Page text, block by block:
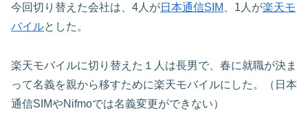
今回切り替えた会社は、4人が日本通信SIM 、1人が楽天モ
バイルとした。
楽天モバイルに切り替えた１人は長男で、春に就職が決ま
って名義を親から移すために楽天モバイルにした。（日本
通信SIMやNifmoでは名義変更ができない）